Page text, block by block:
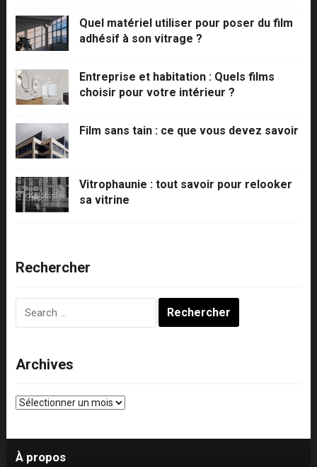
Quel matériel utiliser pour poser du film
adhésif à son vitrage ?
Entreprise et habitation : Quels films
choisir pour votre intérieur ?
Film sans tain : ce que vous devez savoir
Vitrophaunie : tout savoir pour relooker
sa vitrine
Rechercher
Archives
Archives
À propos